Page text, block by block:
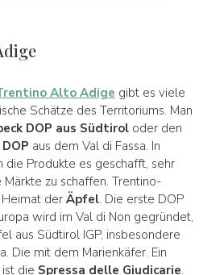
Alto Adige gibt es viele
Schätze des Territoriums. Man
DOP aus Südtiroloder den
aus dem Val di Fassa. In
die Produkte es geschafft, sehr
zu schaffen. Trentino-
der Äpfel. Die erste DOP
wird im Val di Non gegründet,
aus Südtirol IGP, insbesondere
Die mit dem Marienkäfer. Ein
die Spressa delle Giudicarie.